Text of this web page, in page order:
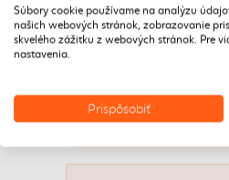
Vhodná na rezanie a
Funkcie, ktoré
Súbory cookie používame na analýzu
našich webových stránok, zobrazovanie
skvelého zážitku z webových stránok. Pre
nastavenia.
Prispôsobiť